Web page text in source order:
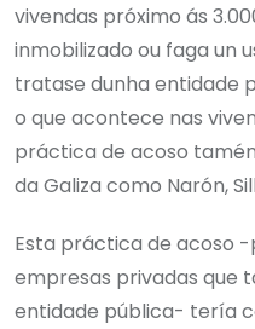
vivendas próximo ás
inmobilizado ou faga un
tratase dunha entidade
o que acontece nas
práctica de acoso
da Galiza como Narón,
Esta práctica de acoso
empresas privadas que
entidade pública- tería